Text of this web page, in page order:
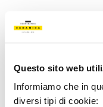
Questo sito web
Informiamo che in
diversi tipi di cookie:
165198 |
Collezione
00684